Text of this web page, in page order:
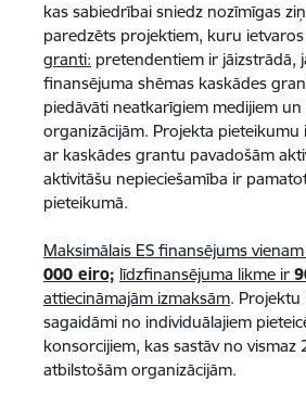
kas sabiedrībai sniedz nozīmīgas
paredzēts projektiem, kuru ietvaros
granti: pretendentiem ir jāizstrādā,
finansējuma shēmas kaskādes
piedāvāti neatkarīgiem medijiem
organizācijām. Projekta pieteikumu
ar kaskādes grantu pavadošām
aktivitāšu nepieciešamība ir
pieteikumā.
Maksimālais ES finansējums
000 eiro; līdzfinansējuma likme ir
attiecināmajām izmaksām. Projektu
sagaidāmi no individuālajiem
konsorcijiem, kas sastāv no
atbilstošām organizācijām.